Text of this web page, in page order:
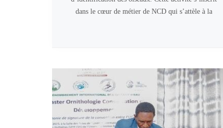
dans le cœur de métier de NCD qui s’attèle à la